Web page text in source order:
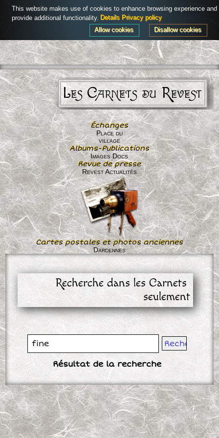
Menu
Les Carnets du Revest
Connexion
Place du
village
Échanges
Images Docs
Albums-Publications
Revest Actualités
Revue de presse
Dardennes
Cartes postales et photos anciennes
Recherche dans les Carnets
seulement
Résultat de la recherche
This website makes use of cookies to enhance browsing experience and
provide additional functionality. Details Privacy policy
Disallow cookies
Allow cookies